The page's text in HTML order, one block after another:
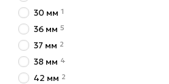
30 мм 1
36 мм 5
37 мм 2
38 мм 4
42 мм 2